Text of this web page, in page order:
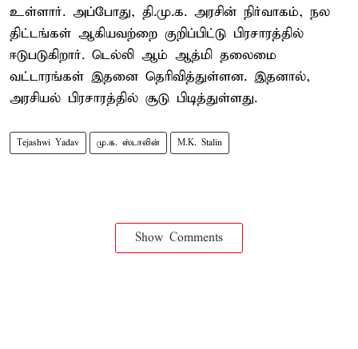
உள்ளார். அப்போது, தி.மு.க. அரசின் நிர்வாகம், நல
திட்டங்கள் ஆகியவற்றை குறிப்பிட்டு பிரசாரத்தில்
ஈடுபடுகிறார். டெல்லி ஆம் ஆத்மி தலைமை
வட்டாரங்கள் இதனை தெரிவித்துள்ளன. இதனால்,
அரசியல் பிரசாரத்தில் சூடு பிடித்துள்ளது.
Tejashwi Yadav மு.க. ஸ்டாலின் M.K. Stalin
Show Comments